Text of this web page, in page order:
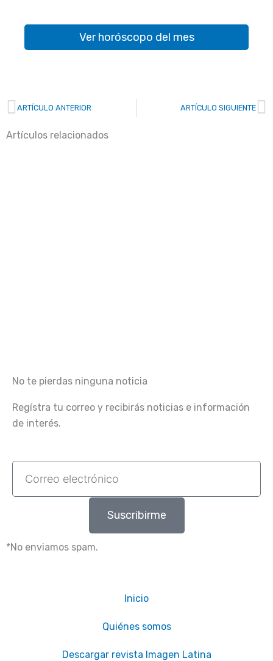
Ver horóscopo del mes
Prev
ARTÍCULO ANTERIOR ARTÍCULO SIGUIENTE
Artículos relacionados
No te pierdas ninguna noticia
Regístra tu correo y recibirás noticias e información
de interés.
electrónico
Suscribirme
*No enviamos spam.
Inicio
Quiénes somos
Descargar revista Imagen Latina